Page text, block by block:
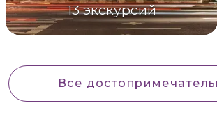
13 экскурсий
Все